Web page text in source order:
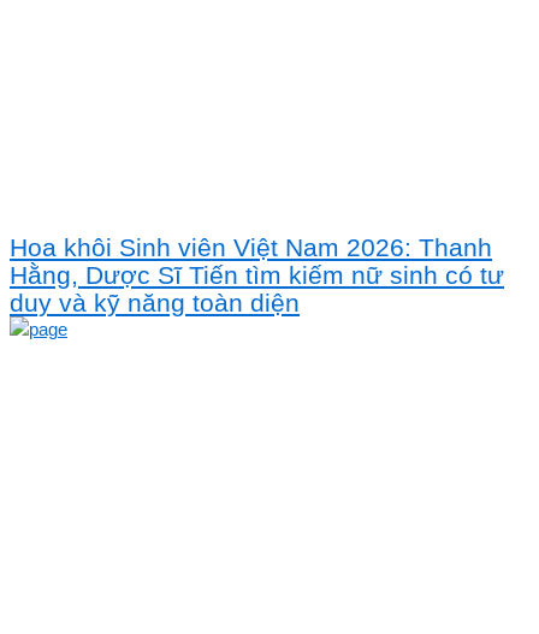
Hoa khôi Sinh viên Việt Nam 2026: Thanh
Hằng, Dược Sĩ Tiến tìm kiếm nữ sinh có tư
duy và kỹ năng toàn diện